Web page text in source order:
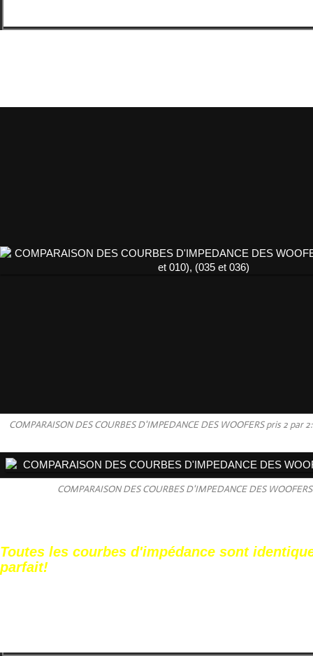
COMPARAISON DES COURBES D'IMPEDANCE DES WOOFERS pris 2 par
COMPARAISON DES COURBES D'IMPEDANCE DES
Toutes les courbes d'impédance sont
parfait!